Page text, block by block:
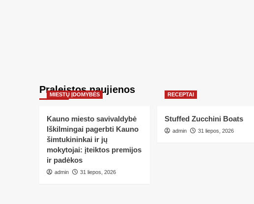
Praleistos naujienos
MIESTŲ ĮDOMYBĖS
Kauno miesto savivaldybė
Iškilmingai pagerbti Kauno
šimtukininkai ir jų
mokytojai: įteiktos premijos
ir padėkos
admin 31 liepos, 2026
RECEPTAI
Stuffed Zucchini Boats
admin 31 liepos, 2026